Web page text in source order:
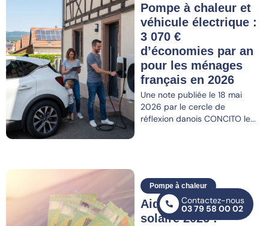
Pompe à chaleur et
véhicule électrique :
3 070 €
d’économies par an
pour les ménages
français en 2026
Une note publiée le 18 mai
2026 par le cercle de
réflexion danois CONCITO le...
Pompe à chaleur
Aide panneau
solaire 2026 :
Contactez-nous
03 79 58 00 02